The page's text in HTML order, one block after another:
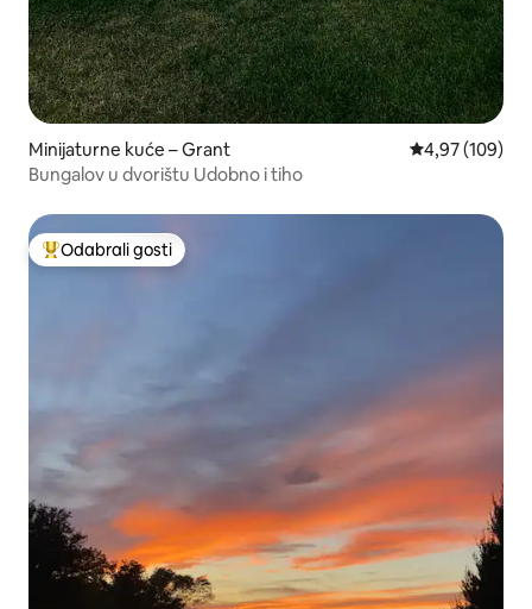
Minijaturne kuće – Grant Prosječna
4,97 (109)
Bungalov u dvorištu Udobno i tiho
Među najviše rangiranima s oznakom „Odabrali gosti”
Odabrali gosti